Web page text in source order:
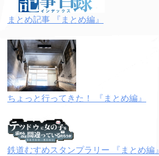
まとめ記事 『まとめ編』
ちょっと行ってきた！ 『まとめ編』
鉄道むすめスタンプラリー 『まとめ編』